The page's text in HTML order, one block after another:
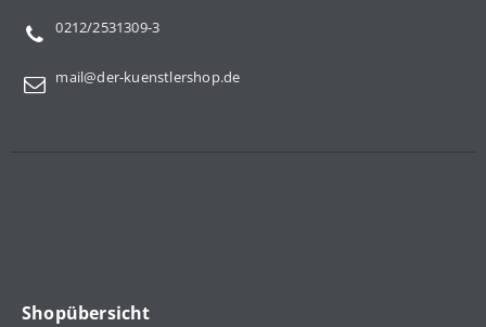
0212/2531309-3
mail@der-kuenstlershop.de
Shopübersicht